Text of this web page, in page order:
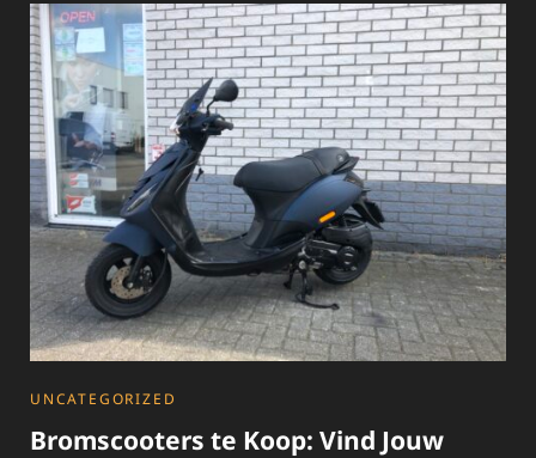
JOUW
IDEALE
RIT
OP
TWEE
WIELEN
CATEGORIES
UNCATEGORIZED
Bromscooters te Koop: Vind Jouw